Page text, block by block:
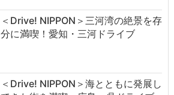
＜Drive! NIPPON＞三河湾の絶景を存
分に満喫！愛知・三河ドライブ
＜Drive! NIPPON＞海とともに発展し